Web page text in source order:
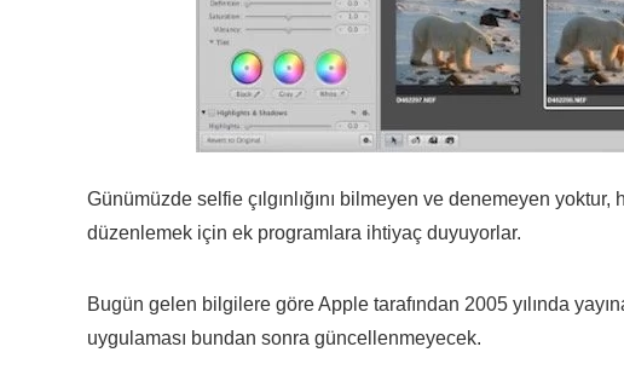
Günümüzde selfie çılgınlığını bilmeyen ve denemeyen
düzenlemek için ek programlara ihtiyaç duyuyorlar.
Bugün gelen bilgilere göre Apple tarafından 2005 yılında
uygulaması bundan sonra güncellenmeyecek.